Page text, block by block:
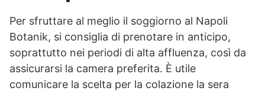
Per sfruttare al meglio il soggiorno al Napoli
Botanik, si consiglia di prenotare in anticipo,
soprattutto nei periodi di alta affluenza, così da
assicurarsi la camera preferita. È utile
comunicare la scelta per la colazione la sera